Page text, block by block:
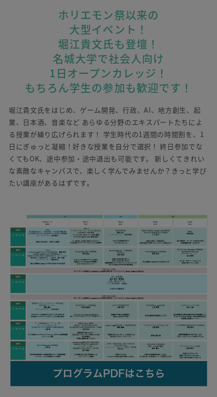
ホリエモン祭以来の
大型イベント！
堀江貴文氏も登壇！
名城大学で社会人向け
1日オープンカレッジ！
もちろん学生の参加も歓迎です！
堀江貴文氏をはじめ、ゲーム開発、行政、AI、地方創生、起
業、日本酒、音楽など あらゆる分野のエキスパートたちによ
る授業が繰り広げられます！ 学生時代の1週間の時間割を、1
日にぎゅっと凝縮！好きな授業を自分で選択！ 終日参加でな
くてもOK、途中参加・途中退出も可能です。
新しくてきれい
な素敵なキャンパスで、楽しく学んでみませんか？きっと学び
たい講座があるはずです。